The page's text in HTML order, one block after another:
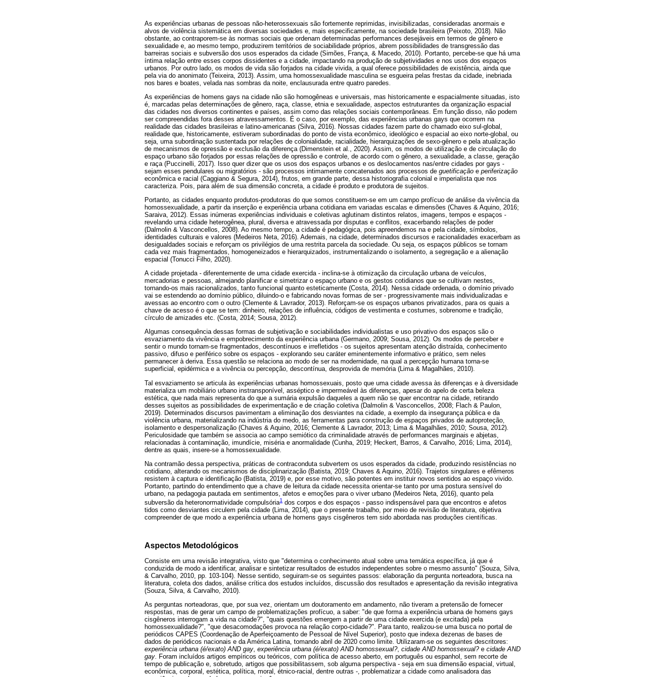
As experiências urbanas de pessoas não-heterossexuais são fortemente reprimidas, invisibilizadas, consideradas anormais e
alvos de violência sistemática em diversas sociedades e, mais especificamente, na sociedade brasileira (Peixoto, 2018). Não
obstante, ao contraporem-se às normas sociais que ordenam determinadas performances desejáveis em termos de gênero e
sexualidade e, ao mesmo tempo, produzirem territórios de sociabilidade próprios, abrem possibilidades de transgressão das
barreiras sociais e subversão dos usos esperados da cidade (Simões, França, & Macedo, 2010). Portanto, percebe-se que há uma
íntima relação entre esses corpos dissidentes e a cidade, impactando na produção de subjetividades e nos usos dos espaços
urbanos. Por outro lado, os modos de vida são forjados na cidade vivida, a qual oferece possibilidades de existência, ainda que
pela via do anonimato (Teixeira, 2013). Assim, uma homossexualidade masculina se esgueira pelas frestas da cidade, inebriada
nos bares e boates, velada nas sombras da noite, enclausurada entre quatro paredes.
As experiências de homens gays na cidade não são homogêneas e universais, mas historicamente e espacialmente situadas, isto
é, marcadas pelas determinações de gênero, raça, classe, etnia e sexualidade, aspectos estruturantes da organização espacial
das cidades nos diversos continentes e países, assim como das relações sociais contemporâneas. Em função disso, não podem
ser compreendidas fora desses atravessamentos. É o caso, por exemplo, das experiências urbanas gays que ocorrem na
realidade das cidades brasileiras e latino-americanas (Silva, 2016). Nossas cidades fazem parte do chamado eixo sul-global,
realidade que, historicamente, estiveram subordinadas do ponto de vista econômico, ideológico e espacial ao eixo norte-global, ou
seja, uma subordinação sustentada por relações de colonialidade, racialidade, hierarquizações de sexo-gênero e pela atualização
de mecanismos de opressão e exclusão da diferença (Dimenstein et al., 2020). Assim, os modos de utilização e de circulação do
espaço urbano são forjados por essas relações de opressão e controle, de acordo com o gênero, a sexualidade, a classe, geração
e raça (Puccinelli, 2017). Isso quer dizer que os usos dos espaços urbanos e os deslocamentos nas/entre cidades por gays -
sejam esses pendulares ou migratórios - são processos intimamente concatenados aos processos de guetificação e periferização
econômica e racial (Caggiano & Segura, 2014), frutos, em grande parte, dessa historiografia colonial e imperialista que nos
caracteriza. Pois, para além de sua dimensão concreta, a cidade é produto e produtora de sujeitos.
Portanto, as cidades enquanto produtos-produtoras do que somos constituem-se em um campo profícuo de análise da vivência da
homossexualidade, a partir da inserção e experiência urbana cotidiana em variadas escalas e dimensões (Chaves & Aquino, 2016;
Saraiva, 2012). Essas inúmeras experiências individuais e coletivas aglutinam distintos relatos, imagens, tempos e espaços -
revelando uma cidade heterogênea, plural, diversa e atravessada por disputas e conflitos, exacerbando relações de poder
(Dalmolin & Vasconcellos, 2008). Ao mesmo tempo, a cidade é pedagógica, pois apreendemos na e pela cidade, símbolos,
identidades culturais e valores (Medeiros Neta, 2016). Ademais, na cidade, determinados discursos e racionalidades exacerbam as
desigualdades sociais e reforçam os privilégios de uma restrita parcela da sociedade. Ou seja, os espaços públicos se tornam
cada vez mais fragmentados, homogeneizados e hierarquizados, instrumentalizando o isolamento, a segregação e a alienação
espacial (Tonucci Filho, 2020).
A cidade projetada - diferentemente de uma cidade exercida - inclina-se à otimização da circulação urbana de veículos,
mercadorias e pessoas, almejando planificar e simetrizar o espaço urbano e os gestos cotidianos que se cultivam nestes,
tornando-os mais racionalizados, tanto funcional quanto esteticamente (Costa, 2014). Nessa cidade ordenada, o domínio privado
vai se estendendo ao domínio público, diluindo-o e fabricando novas formas de ser - progressivamente mais individualizadas e
avessas ao encontro com o outro (Clemente & Lavrador, 2013). Reforçam-se os espaços urbanos privatizados, para os quais a
chave de acesso é o que se tem: dinheiro, relações de influência, códigos de vestimenta e costumes, sobrenome e tradição,
círculo de amizades etc. (Costa, 2014; Sousa, 2012).
Algumas consequência dessas formas de subjetivação e sociabilidades individualistas e uso privativo dos espaços são o
esvaziamento da vivência e empobrecimento da experiência urbana (Germano, 2009; Sousa, 2012). Os modos de perceber e
sentir o mundo tornam-se fragmentados, descontínuos e irrefletidos - os sujeitos apresentam atenção distraída, conhecimento
passivo, difuso e periférico sobre os espaços - explorando seu caráter eminentemente informativo e prático, sem neles
permanecer à deriva. Essa questão se relaciona ao modo de ser na modernidade, na qual a percepção humana torna-se
superficial, epidérmica e a vivência ou percepção, descontínua, desprovida de memória (Lima & Magalhães, 2010).
Tal esvaziamento se articula às experiências urbanas homossexuais, posto que uma cidade avessa às diferenças e à diversidade
materializa um mobiliário urbano instransponível, asséptico e impermeável às diferenças, apesar do apelo de certa beleza
estética, que nada mais representa do que a sumária expulsão daqueles a quem não se quer encontrar na cidade, retirando
desses sujeitos as possibilidades de experimentação e de criação coletiva (Dalmolin & Vasconcellos, 2008; Flach & Paulon,
2019). Determinados discursos pavimentam a eliminação dos desviantes na cidade, a exemplo da insegurança pública e da
violência urbana, materializando na indústria do medo, as ferramentas para construção de espaços privados de autoproteção,
isolamento e despersonalização (Chaves & Aquino, 2016; Clemente & Lavrador, 2013; Lima & Magalhães, 2010; Sousa, 2012).
Periculosidade que também se associa ao campo semiótico da criminalidade através de performances marginais e abjetas,
relacionadas à contaminação, imundície, miséria e anormalidade (Cunha, 2019; Heckert, Barros, & Carvalho, 2016; Lima, 2014),
dentre as quais, insere-se a homossexualidade.
Na contramão dessa perspectiva, práticas de contraconduta subvertem os usos esperados da cidade, produzindo resistências no
cotidiano, alterando os mecanismos de disciplinarização (Batista, 2019; Chaves & Aquino, 2016). Trajetos singulares e efêmeros
resistem à captura e identificação (Batista, 2019) e, por esse motivo, são potentes em instituir novos sentidos ao espaço vivido.
Portanto, partindo do entendimento que a chave de leitura da cidade necessita orientar-se tanto por uma postura sensível do
urbano, na pedagogia pautada em sentimentos, afetos e emoções para o viver urbano (Medeiros Neta, 2016), quanto pela
subversão da heteronormatividade compulsória1 dos corpos e dos espaços - passo indispensável para que encontros e afetos
tidos como desviantes circulem pela cidade (Lima, 2014), que o presente trabalho, por meio de revisão de literatura, objetiva
compreender de que modo a experiência urbana de homens gays cisgêneros tem sido abordada nas produções científicas.
Aspectos Metodológicos
Consiste em uma revisão integrativa, visto que "determina o conhecimento atual sobre uma temática específica, já que é
conduzida de modo a identificar, analisar e sintetizar resultados de estudos independentes sobre o mesmo assunto" (Souza, Silva,
& Carvalho, 2010, pp. 103-104). Nesse sentido, seguiram-se os seguintes passos: elaboração da pergunta norteadora, busca na
literatura, coleta dos dados, análise crítica dos estudos incluídos, discussão dos resultados e apresentação da revisão integrativa
(Souza, Silva, & Carvalho, 2010).
As perguntas norteadoras, que, por sua vez, orientam um doutoramento em andamento, não tiveram a pretensão de fornecer
respostas, mas de gerar um campo de problematizações profícuo, a saber: "de que forma a experiência urbana de homens gays
cisgêneros interrogam a vida na cidade?", "quais questões emergem a partir de uma cidade exercida (e excitada) pela
homossexualidade?", "que desacomodações provoca na relação corpo-cidade?". Para tanto, realizou-se uma busca no portal de
periódicos CAPES (Coordenação de Aperfeiçoamento de Pessoal de Nível Superior), posto que indexa dezenas de bases de
dados de periódicos nacionais e da América Latina, tomando abril de 2020 como limite. Utilizaram-se os seguintes descritores:
experiência urbana (é/exato) AND gay experiência urbana (é/exato) AND homossexual?, cidade AND homossexual? e cidade AND
gay . Foram incluídos artigos empíricos ou teóricos, com política de acesso aberto, em português ou espanhol, sem recorte de
tempo de publicação e, sobretudo, artigos que possibilitassem, sob alguma perspectiva - seja em sua dimensão espacial, virtual,
econômica, corporal, estética, política, moral, étnico-racial, dentre outras -, problematizar a cidade como analisadora das